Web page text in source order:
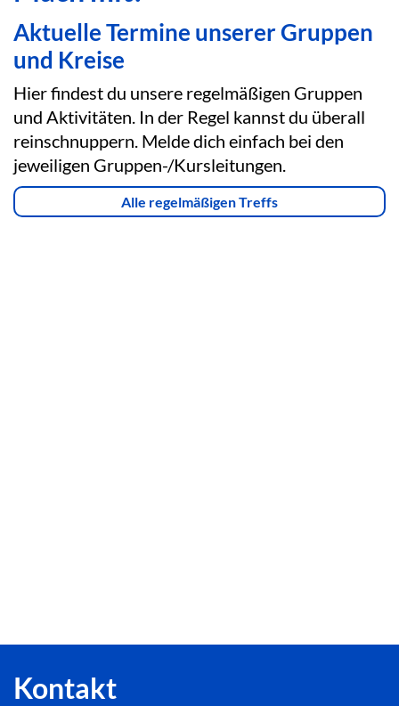
Aktuelle Termine unserer Gruppen
und Kreise
Hier findest du unsere regelmäßigen Gruppen
und Aktivitäten. In der Regel kannst du überall
reinschnuppern. Melde dich einfach bei den
jeweiligen Gruppen-/Kursleitungen.
Alle regelmäßigen Treffs
Kontakt